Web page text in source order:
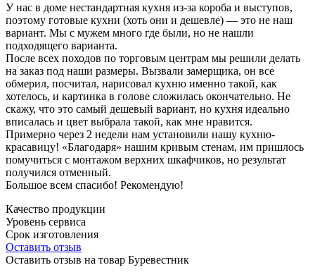
У нас в доме нестандартная кухня из-за короба и выступов,
поэтому готовые кухни (хоть они и дешевле) — это не наш
вариант. Мы с мужем много где были, но не нашли
подходящего варианта.
После всех походов по торговым центрам мы решили делать
на заказ под наши размеры. Вызвали замерщика, он все
обмерил, посчитал, нарисовал кухню именно такой, как
хотелось, и картинка в голове сложилась окончательно. Не
скажу, что это самый дешевый вариант, но кухня идеально
вписалась и цвет выбрала такой, как мне нравится.
Примерно через 2 недели нам установили нашу кухню-
красавицу! «Благодаря» нашим кривым стенам, им пришлось
помучиться с монтажом верхних шкафчиков, но результат
получился отменный.
Большое всем спасибо! Рекомендую!
Качество продукции
Уровень сервиса
Срок изготовления
Оставить отзыв
Оставить отзыв на товар Буревестник